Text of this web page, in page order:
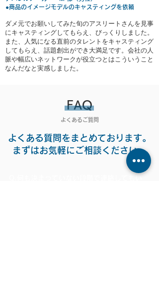
●商品のイメージモデルのキャスティングを依頼
ダメ元でお願いしてみた旬のアスリートさんを見事
にキャスティングしてもらえ、びっくりしました。
また、人気になる直前のタレントをキャスティング
してもらえ、話題創出ができ大満足です。会社の人
脈や幅広いネットワークが役立つとはこういうこと
なんだなと実感しました。
FAQ
​よくあるご質問
よくある質問をまとめております。
まずはお気軽にご相談ください。